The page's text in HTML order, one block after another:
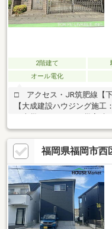
2階建て
オール電化
□ アクセス・JR筑肥線【
【大成建設ハウジング施工
5LDK】 ：延べ床面積166
が充実。□ リフォーム履歴
ト、IH交換済み□ 担当者よ
「パルコン」は、その堅牢
るブランドです。特に、
ご家庭や趣味を大切にした
設計となっています。
福岡県福岡市西